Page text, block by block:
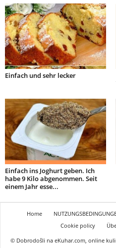
Einfach und sehr lecker
Einfach ins Joghurt geben. Ich
habe 9 Kilo abgenommen. Seit
einem Jahr esse...
Home
Cookie policy
© Dobrodošli na eKuhar.com, online